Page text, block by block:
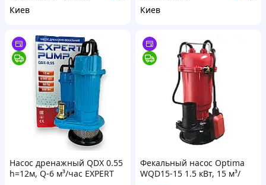
Киев
Киев
Насос дренажный QDX 0.55
h=12м, Q-6 м³/час EXPERT
Фекальный насос Optima
WQD15-15 1.5 кВт, 15 м³/